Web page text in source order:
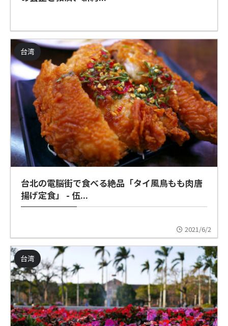
台湾
台北の電脳街で食べる絶品「タイ風鳥もも肉唐
揚げ定食」 - 伍...
2021/6/2
台湾